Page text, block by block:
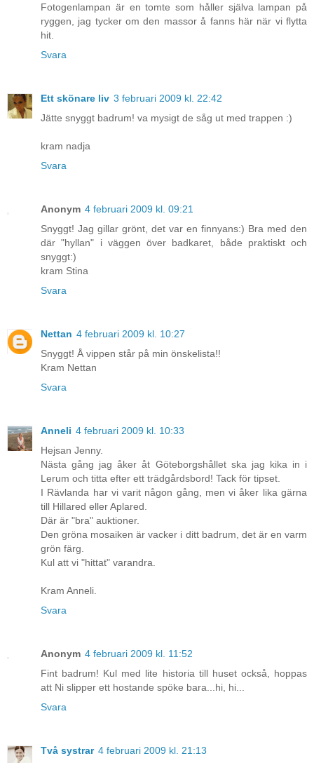
Fotogenlampan är en tomte som håller själva lampan på
ryggen, jag tycker om den massor å fanns här när vi flytta
hit.
Svara
Ett skönare liv 3 februari 2009 kl. 22:42
Jätte snyggt badrum! va mysigt de såg ut med trappen :)
kram nadja
Svara
Anonym 4 februari 2009 kl. 09:21
Snyggt! Jag gillar grönt, det var en finnyans:) Bra med den
där "hyllan" i väggen över badkaret, både praktiskt och
snyggt:)
kram Stina
Svara
Nettan 4 februari 2009 kl. 10:27
Snyggt! Å vippen står på min önskelista!!
Kram Nettan
Svara
Anneli 4 februari 2009 kl. 10:33
Hejsan Jenny.
Nästa gång jag åker åt Göteborgshållet ska jag kika in i
Lerum och titta efter ett trädgårdsbord! Tack för tipset.
I Rävlanda har vi varit någon gång, men vi åker lika gärna
till Hillared eller Aplared.
Där är "bra" auktioner.
Den gröna mosaiken är vacker i ditt badrum, det är en varm
grön färg.
Kul att vi "hittat" varandra.
Kram Anneli.
Svara
Anonym 4 februari 2009 kl. 11:52
Fint badrum! Kul med lite historia till huset också, hoppas
att Ni slipper ett hostande spöke bara...hi, hi...
Svara
Två systrar 4 februari 2009 kl. 21:13